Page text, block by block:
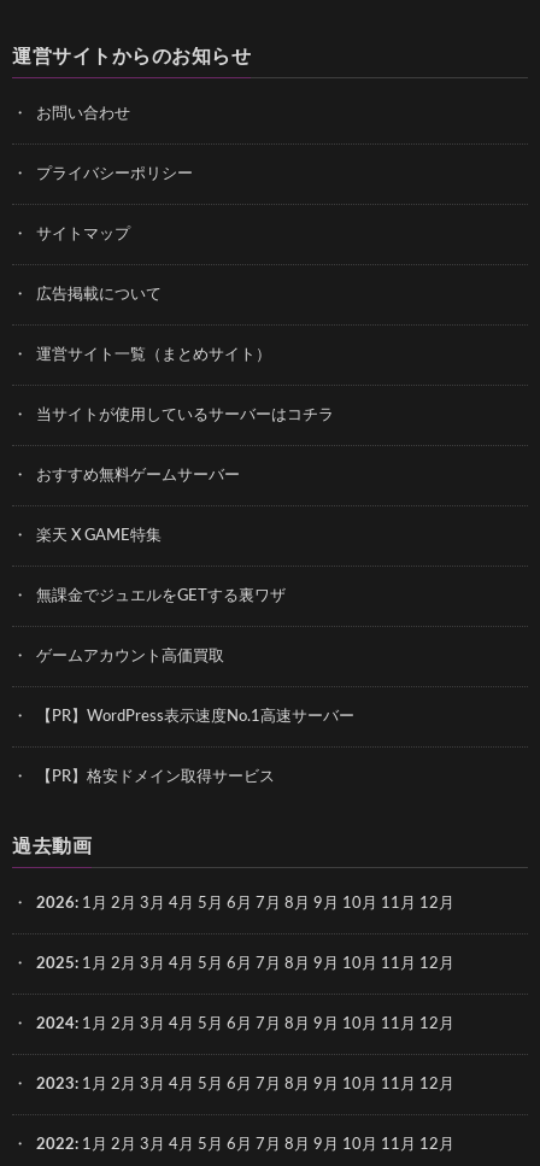
運営サイトからのお知らせ
お問い合わせ
プライバシーポリシー
サイトマップ
広告掲載について
運営サイト一覧（まとめサイト）
当サイトが使用しているサーバーはコチラ
おすすめ無料ゲームサーバー
楽天 X GAME特集
無課金でジュエルをGETする裏ワザ
ゲームアカウント高価買取
【PR】WordPress表示速度No.1高速サーバー
【PR】格安ドメイン取得サービス
過去動画
2026: 1月 2月 3月 4月 5月 6月 7月 8月 9月 10月 11月 12月
2025: 1月 2月 3月 4月 5月 6月 7月 8月 9月 10月 11月 12月
2024: 1月 2月 3月 4月 5月 6月 7月 8月 9月 10月 11月 12月
2023: 1月 2月 3月 4月 5月 6月 7月 8月 9月 10月 11月 12月
2022: 1月 2月 3月 4月 5月 6月 7月 8月 9月 10月 11月 12月